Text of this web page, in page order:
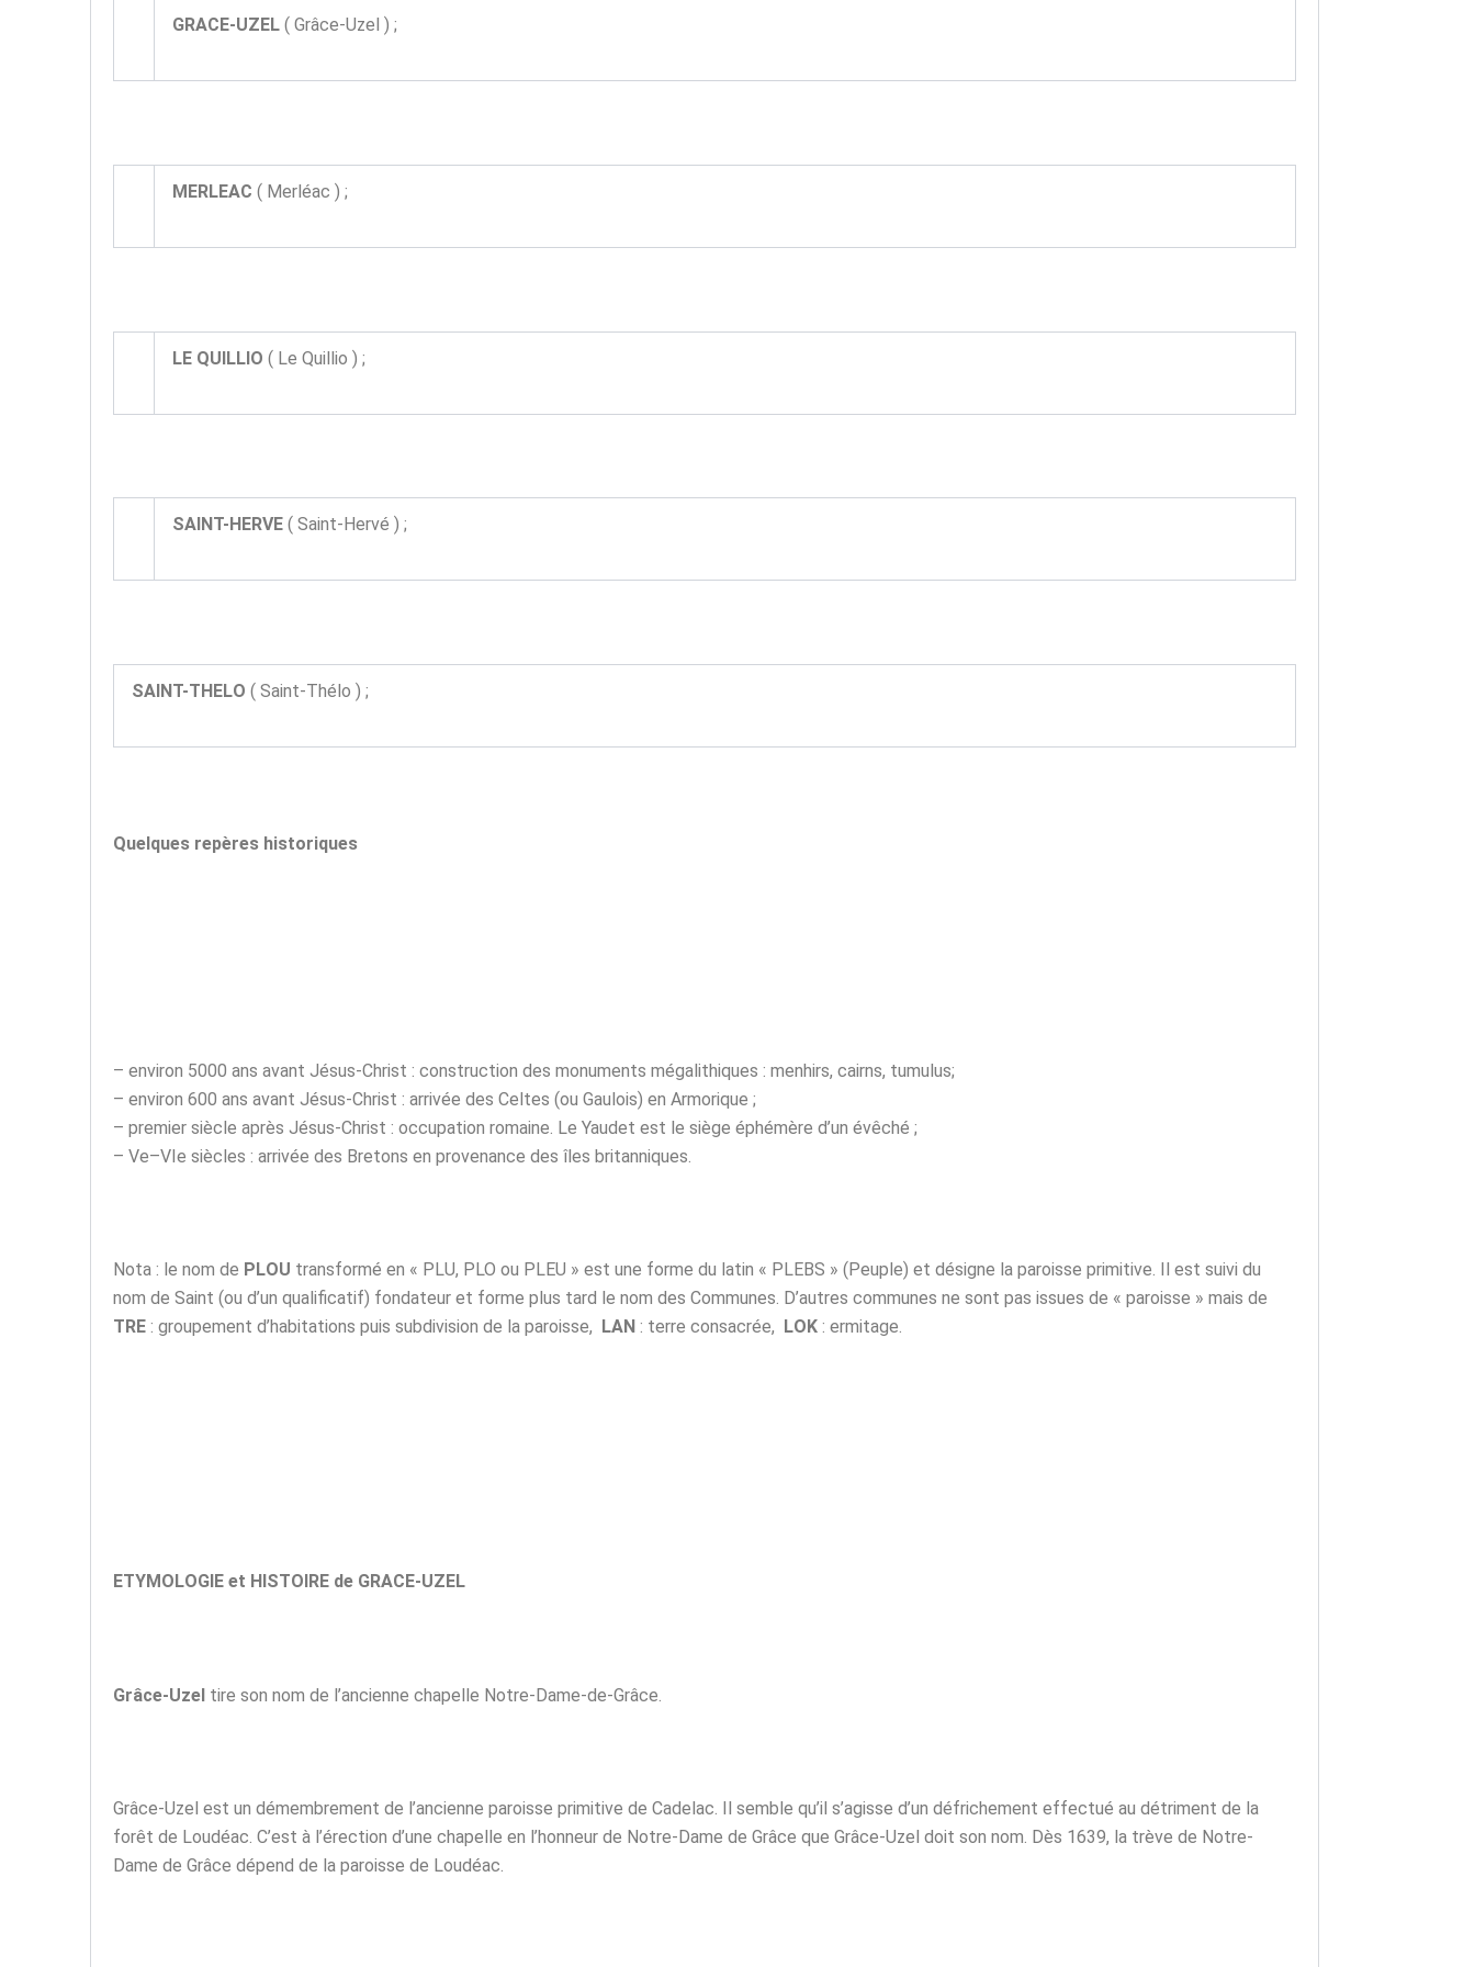
GRACE-UZEL ( Grâce-Uzel ) ;
MERLEAC ( Merléac ) ;
LE QUILLIO ( Le Quillio ) ;
SAINT-HERVE ( Saint-Hervé ) ;
SAINT-THELO ( Saint-Thélo ) ;
Quelques repères historiques
– environ 5000 ans avant Jésus-Christ : construction des monuments mégalithiques : menhirs, cairns, tumulus;
– environ 600 ans avant Jésus-Christ : arrivée des Celtes (ou Gaulois) en Armorique ;
– premier siècle après Jésus-Christ : occupation romaine. Le Yaudet est le siège éphémère d’un évêché ;
– Ve–VIe siècles : arrivée des Bretons en provenance des îles britanniques.
Nota : le nom de PLOU transformé en « PLU, PLO ou PLEU » est une forme du latin « PLEBS » (Peuple) et désigne la paroisse primitive. Il est suivi du
nom de Saint (ou d’un qualificatif) fondateur et forme plus tard le nom des Communes. D’autres communes ne sont pas issues de « paroisse » mais de
TRE : groupement d’habitations puis subdivision de la paroisse, LAN : terre consacrée, LOK : ermitage.
ETYMOLOGIE et HISTOIRE de GRACE-UZEL
Grâce-Uzel tire son nom de l’ancienne chapelle Notre-Dame-de-Grâce.
Grâce-Uzel est un démembrement de l’ancienne paroisse primitive de Cadelac. Il semble qu’il s’agisse d’un défrichement effectué au détriment de la
forêt de Loudéac. C’est à l’érection d’une chapelle en l’honneur de Notre-Dame de Grâce que Grâce-Uzel doit son nom. Dès 1639, la trève de Notre-
Dame de Grâce dépend de la paroisse de Loudéac.